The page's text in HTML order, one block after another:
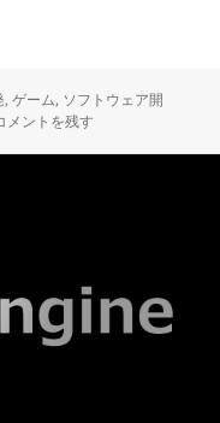
ードのAlphaピンを追加
,ゲーム, ソフトウェア開
で［タイムライン］ノードの
メントを残す